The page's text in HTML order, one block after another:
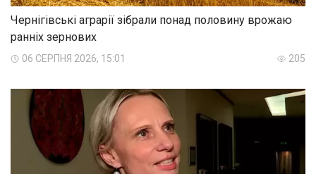
Чернігівські аграрії зібрали понад половину врожаю
ранніх зернових
06 СЕРПНЯ 2026, 15:01 205